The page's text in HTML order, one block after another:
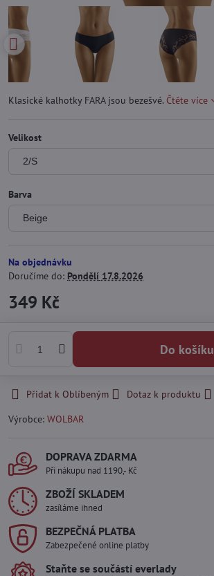
Klasické kalhotky FARA jsou bezešvé. Čtěte více
Velikost
Barva
Na objednávku
Doručíme do: Pondělí 17.8.2026
349 Kč
Do košíku
Přidat k Oblíbeným Dotaz k produktu
Výrobce: WOLBAR
DOPRAVA ZDARMA
Při nákupu nad 1190,- Kč
ZBOŽÍ SKLADEM
zasíláme ihned
BEZPEČNÁ PLATBA
Zabezpečené online platby
Staňte se součástí everlady